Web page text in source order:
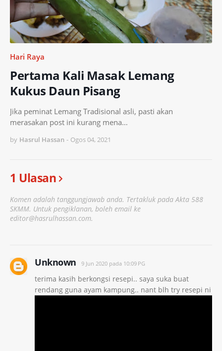
Hari Raya
Pertama Kali Masak Lemang
Kukus Daun Pisang
Jika peminat Lemang Tradisional asli, pasti akan
merasakan post ini kurang mena…
by Hasrul Hassan - Ogos 04, 2021
1 Ulasan
Komen adalah tanggungjawab anda. Tertakluk pada Akta 588
SKMM. Untuk pengiklanan, boleh email ke
editor@hasrulhassan.com.
Unknown 9 Jun 2020 pada 10:09 PG
terima kasih berkongsi resepi.. saya suka buat
rendang guna ayam kampung.. nant blh try resepi ni